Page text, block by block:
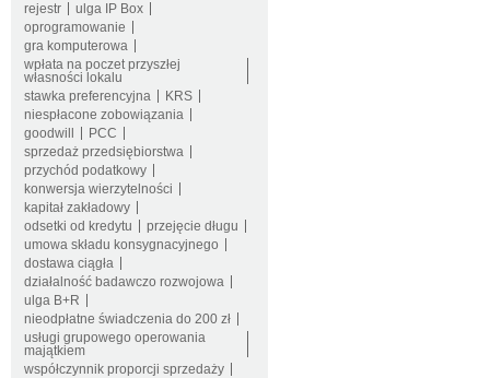
rejestr
ulga IP Box
oprogramowanie
gra komputerowa
wpłata na poczet przyszłej
własności lokalu
stawka preferencyjna
KRS
niespłacone zobowiązania
goodwill
PCC
sprzedaż przedsiębiorstwa
przychód podatkowy
konwersja wierzytelności
kapitał zakładowy
odsetki od kredytu
przejęcie długu
umowa składu konsygnacyjnego
dostawa ciągła
działalność badawczo rozwojowa
ulga B+R
nieodpłatne świadczenia do 200 zł
usługi grupowego operowania
majątkiem
współczynnik proporcji sprzedaży